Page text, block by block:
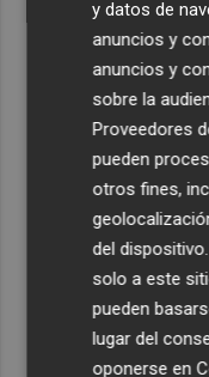
y datos de
anuncios y
anuncios y
sobre la
Proveedores
pueden
otros fines,
del
solo a este
pueden
lugar del
oponerse en